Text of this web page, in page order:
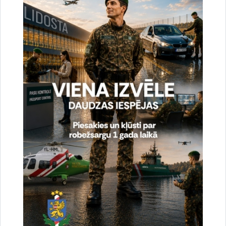
Vai šī informācija bija noderīga?
Sniegt atsauksmi
Esi pirmais, kas uzzina!